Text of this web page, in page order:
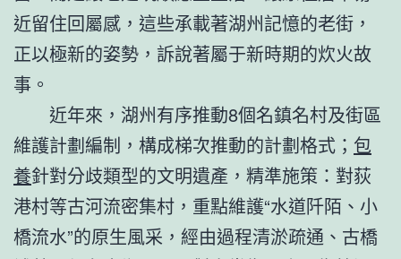
近留住回屬感，這些承載著湖州記憶的老街，
正以極新的姿勢，訴說著屬于新時期的炊火故
事。
近年來，湖州有序推動8個名鎮名村及街區
維護計劃編制，構成梯次推動的計劃格式； 包
養針對分歧類型的文明遺產，精準施策：對荻
港村等古河流密集村，重點維護“水道阡陌、小
橋流水”的原生風采，經由過程清淤疏通、古橋